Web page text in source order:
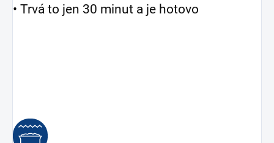
• Trvá to jen 30 minut a je hotovo